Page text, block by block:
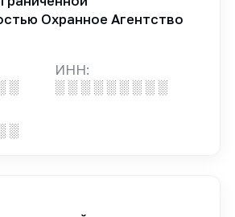
Охранное Агентство
░
ИНН:
░ ░ ░ ░ ░ ░ ░ ░ ░
░